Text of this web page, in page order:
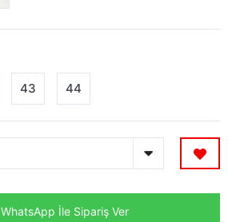
43 44
WhatsApp İle Sipariş Ver